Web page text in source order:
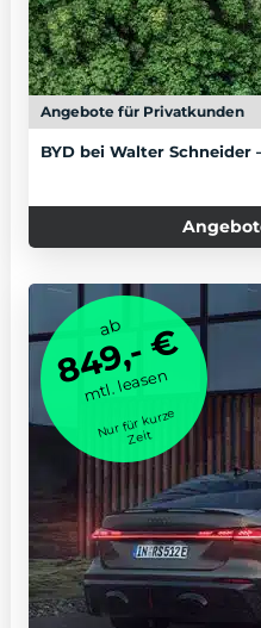
Angebote für Privatkunden
BYD bei Walter
ab
849,- €
mtl. leasen
Nur für kurze
Zeit